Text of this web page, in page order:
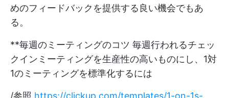
めのフィードバックを提供する良い機会でもあ
る。
**毎週のミーティングのコツ 毎週行われるチェッ
クインミーティングを生産性の高いものにし、1対
1のミーティングを標準化するには
/参照 https://clickup.com/templates/1-on-1s-